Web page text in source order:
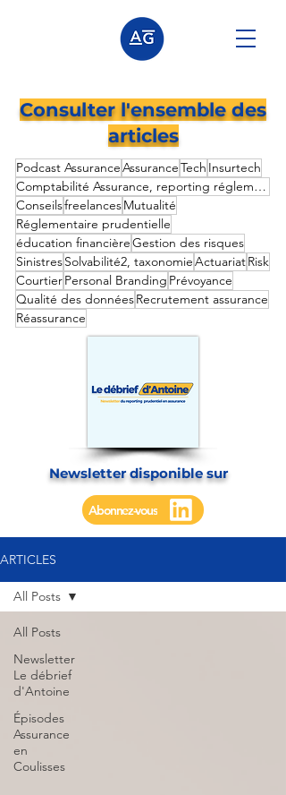
Consulter l'ensemble des
articles
Podcast AssuranceAssuranceTech Insurtech
Comptabilité Assurance, reporting réglementaire prudentielle,
ConseilsfreelancesMutualité
Réglementaire prudentielle
éducation financièreGestion des risques
SinistresSolvabilité2, taxonomieActuariatRisk
CourtierPersonal Branding Prévoyance
Qualité des donnéesRecrutement assurance
Réassurance
Newsletter disponible sur
Abonnez-vous
ARTICLES
All Posts
Newsletter
Le débrief
d'Antoine
Épisodes
Assurance
en
Coulisses
All Posts